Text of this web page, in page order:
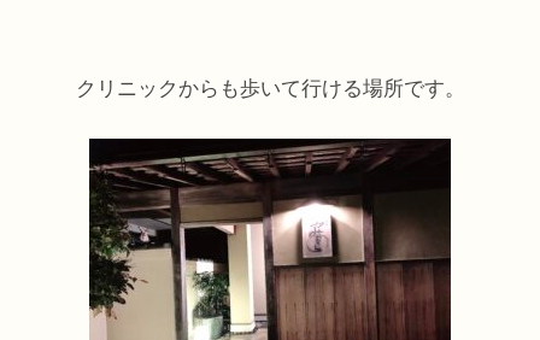
クリニックからも歩いて行ける場所です。